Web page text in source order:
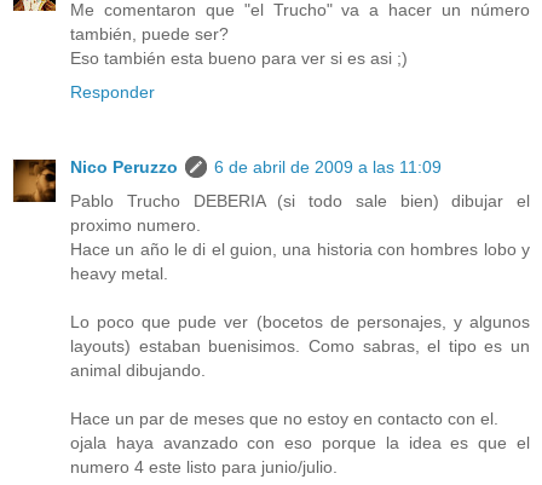
Me comentaron que "el Trucho" va a hacer un número
también, puede ser?
Eso también esta bueno para ver si es asi ;)
Responder
Nico Peruzzo
6 de abril de 2009 a las 11:09
Pablo Trucho DEBERIA (si todo sale bien) dibujar el
proximo numero.
Hace un año le di el guion, una historia con hombres lobo y
heavy metal.
Lo poco que pude ver (bocetos de personajes, y algunos
layouts) estaban buenisimos. Como sabras, el tipo es un
animal dibujando.
Hace un par de meses que no estoy en contacto con el.
ojala haya avanzado con eso porque la idea es que el
numero 4 este listo para junio/julio.